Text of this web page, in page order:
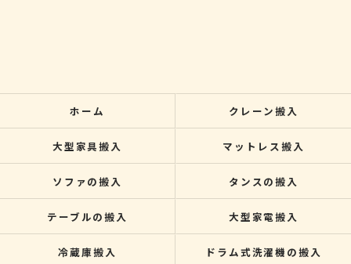
ホーム クレーン搬入
大型家具搬入 マットレス搬入
ソファの搬入 タンスの搬入
テーブルの搬入 大型家電搬入
冷蔵庫搬入 ドラム式洗濯機の搬入